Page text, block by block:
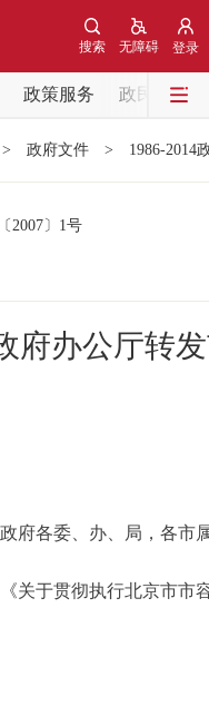
登录
无障碍
搜索
政策服务
政民互动
政府文件 > 1986-2014
〔2007〕 1号
府办公厅转
府各委、办、局，各市
于贯彻执行北京市市容